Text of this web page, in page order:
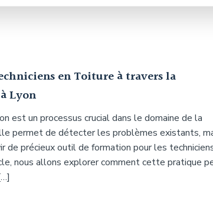
en Toiture à travers la
Lyon
est un processus crucial dans le domaine de la
permet de détecter les problèmes existants,
précieux outil de formation pour les
nous allons explorer comment cette pratique